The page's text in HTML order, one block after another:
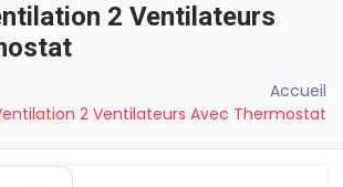
Voir Le Panier Commander
2 Ventilateurs
Accueil
2 Ventilateurs Avec Thermostat